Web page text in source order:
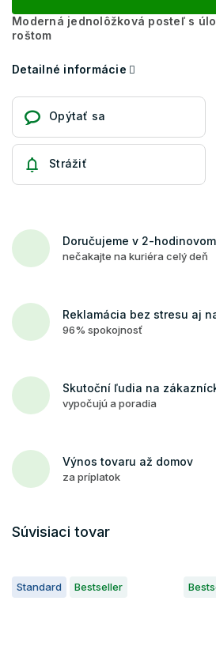
Moderná jednolôžková posteľ s
roštom
Detailné informácie
Opýtať sa
Strážiť
Doručujeme v 2-
nečakajte na kuriéra celý deň
Reklamácia bez stresu aj
96% spokojnosť
Skutoční ľudia na
vypočujú a poradia
Výnos tovaru až domov
za príplatok
Súvisiaci tovar
Standard Bestseller